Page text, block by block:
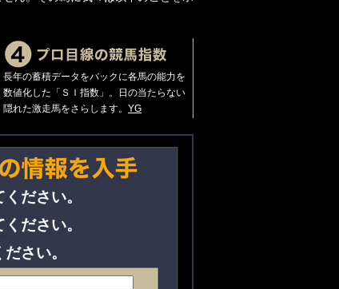
長年の蓄積データをバックに各馬の能力を
数値化した「ＳＩ指数」。日の当たらない
隠れた激走馬をさらします。 YG
ださい。
ださい。
さい。